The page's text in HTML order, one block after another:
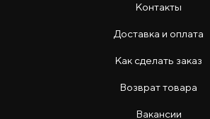
Контакты
Доставка и оплата
Как сделать заказ
Возврат товара
Вакансии